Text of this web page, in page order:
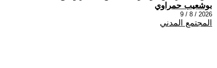
بوشعيب حمراوي
2026 / 8 / 9
المجتمع المدني